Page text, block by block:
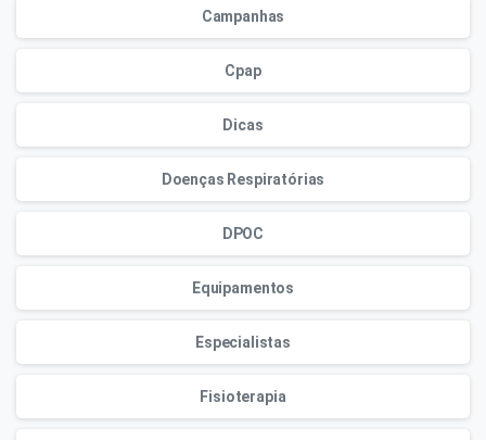
Campanhas
Cpap
Dicas
Doenças Respiratórias
DPOC
Equipamentos
Especialistas
Fisioterapia